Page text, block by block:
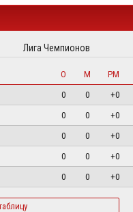
Лига Чемпионов
О М
РМ
0 0
+0
0 0
+0
0 0
+0
0 0
+0
0 0 +0